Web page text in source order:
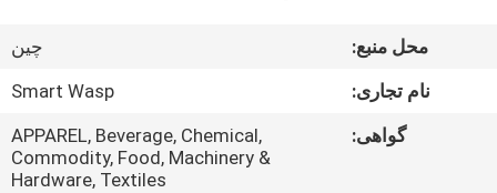
دربارهی
کارخانه
محل منبع:
چین
نام تجاری:
Smart Wasp
گواهی:
APPAREL, Beverage, Chemical,
Commodity, Food, Machinery &
Hardware, Textiles